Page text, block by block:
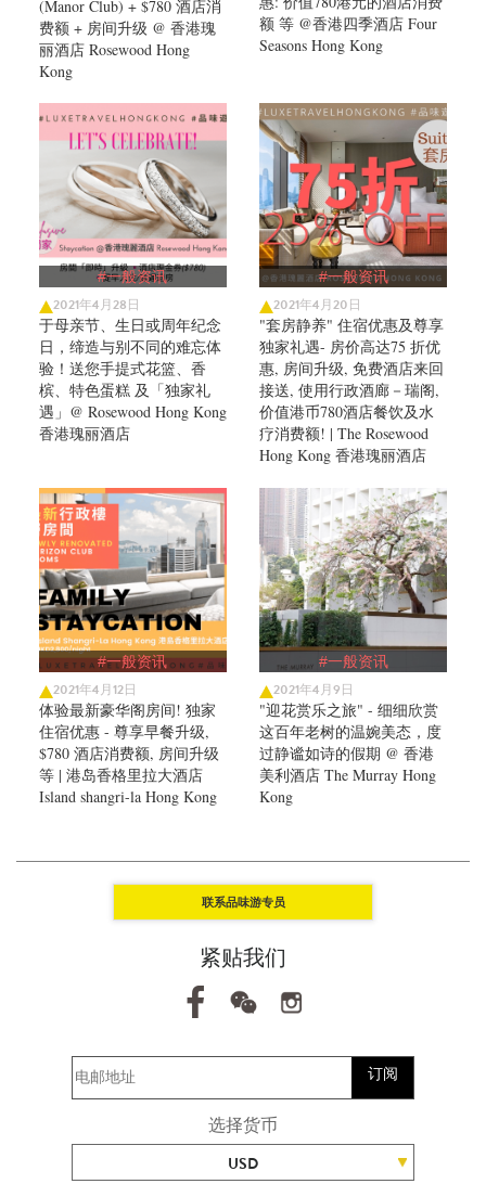
(Manor Club) + $780 酒店消
费额 + 房间升级 @ 香港瑰
丽酒店 Rosewood Hong
Kong
额 等 @香港四季酒店 Four
Seasons Hong Kong
#一般资讯
2021年4月28日
于母亲节、生日或周年纪念
日，缔造与别不同的难忘体
验！送您手提式花篮、香
槟、特色蛋糕 及「独家礼
遇」@ Rosewood Hong Kong
香港瑰丽酒店
#一般资讯
2021年4月20日
"套房静养" 住宿优惠及尊享
独家礼遇- 房价高达75 折优
惠, 房间升级, 免费酒店来回
接送, 使用行政酒廊－瑞阁,
价值港币780酒店餐饮及水
疗消费额! | The Rosewood
Hong Kong 香港瑰丽酒店
#一般资讯
2021年4月12日
体验最新豪华阁房间! 独家
住宿优惠 - 尊享早餐升级,
$780 酒店消费额, 房间升级
等 | 港岛香格里拉大酒店
Island shangri-la Hong Kong
#一般资讯
2021年4月9日
"迎花赏乐之旅" - 细细欣赏
这百年老树的温婉美态，度
过静谧如诗的假期 @ 香港
美利酒店 The Murray Hong
Kong
联系品味游专员
紧贴我们
订阅
选择货币
USD